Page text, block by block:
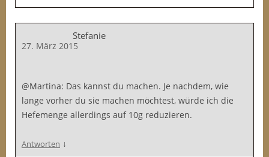
Stefanie
27. März 2015
@Martina: Das kannst du machen. Je nachdem, wie
lange vorher du sie machen möchtest, würde ich die
Hefemenge allerdings auf 10g reduzieren.
Antworten ↓